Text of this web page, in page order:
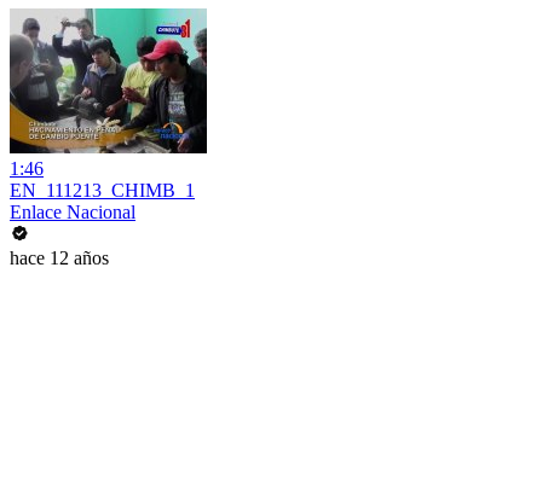
1:46
EN_111213_CHIMB_1
Enlace Nacional
hace 12 años